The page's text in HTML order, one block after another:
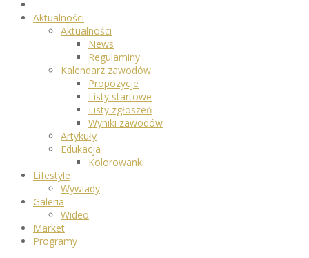
Aktualności
Aktualności
News
Regulaminy
Kalendarz zawodów
Propozycje
Listy startowe
Listy zgłoszeń
Wyniki zawodów
Artykuły
Edukacja
Kolorowanki
Lifestyle
Wywiady
Galeria
Wideo
Market
Programy